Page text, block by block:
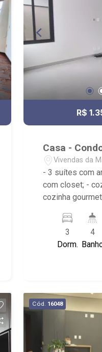
R$
Casa -
Vivendas da
- 3 suítes com
com closet; -
cozinha
Condomínio
24hrs, Piscina,
Quadra
3
Dorm.
4
Cód. 16048